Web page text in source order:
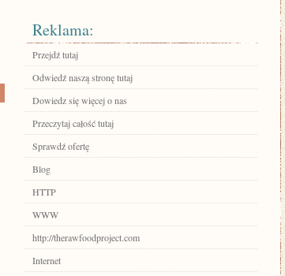
Reklama:
Przejdź tutaj
Odwiedź naszą stronę tutaj
Dowiedz się więcej o nas
Przeczytaj całość tutaj
Sprawdź ofertę
Blog
HTTP
WWW
http://therawfoodproject.com
Internet